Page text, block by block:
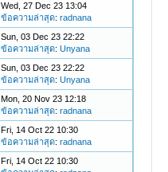
Wed, 27 Dec 23 13:04
ข้อความล่าสุด:radnana
Sun, 03 Dec 23 22:22
ข้อความล่าสุด:Unyana
Sun, 03 Dec 23 22:22
ข้อความล่าสุด:Unyana
Mon, 20 Nov 23 12:18
ข้อความล่าสุด:radnana
Fri, 14 Oct 22 10:30
ข้อความล่าสุด:radnana
Fri, 14 Oct 22 10:30